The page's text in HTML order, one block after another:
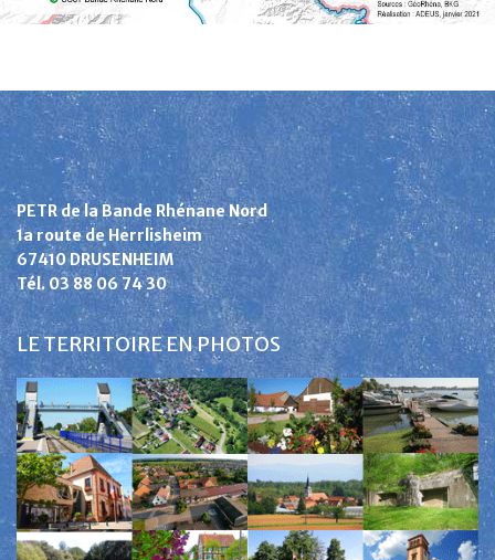
PETR de la Bande Rhénane Nord
1a route de Herrlisheim
67410 DRUSENHEIM
Tél. 03 88 06 74 30
LE TERRITOIRE EN PHOTOS